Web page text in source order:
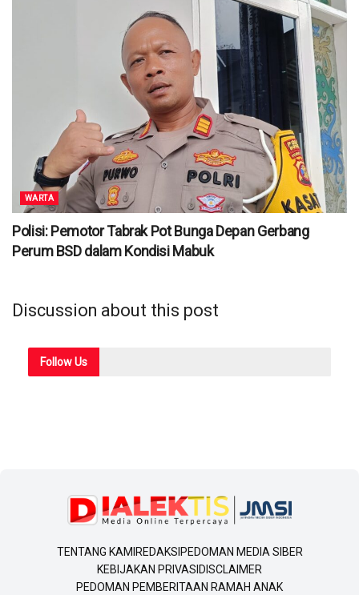
WARTA
Polisi: Pemotor Tabrak Pot Bunga Depan Gerbang
Perum BSD dalam Kondisi Mabuk
Discussion about this post
FollowUs
TENTANG KAMI REDAKSI PEDOMAN MEDIA SIBER
KEBIJAKAN PRIVASI DISCLAIMER
PEDOMAN PEMBERITAAN RAMAH ANAK